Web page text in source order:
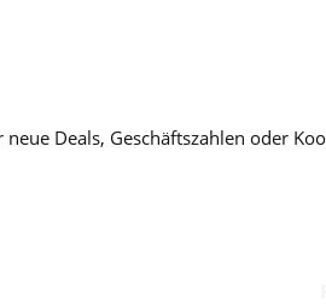
Deals, Geschäftszahlen oder